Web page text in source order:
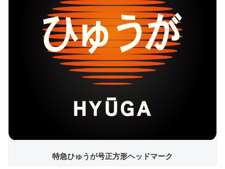
特急ひゅうが号正方形ヘッドマーク